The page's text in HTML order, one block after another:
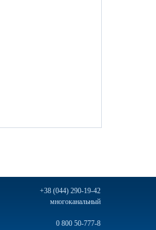
+38 (044) 290-19-42
многоканальный
0 800 50-777-8